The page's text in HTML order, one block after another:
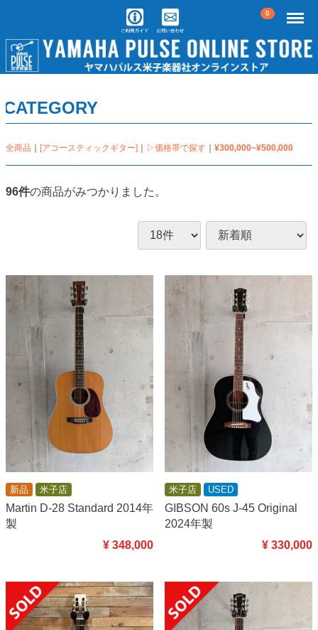
0 Menu
CATEGORY
全商品 [アコースティックギター] ▷価格帯で探す ¥300,000~¥500,000
96件の商品がみつかりました。
新品 米子店
Martin D-28 Standard 2014年
製
¥ 348,000
米子店 USED
GIBSON 60s J-45 Original
2024年製
¥ 330,000